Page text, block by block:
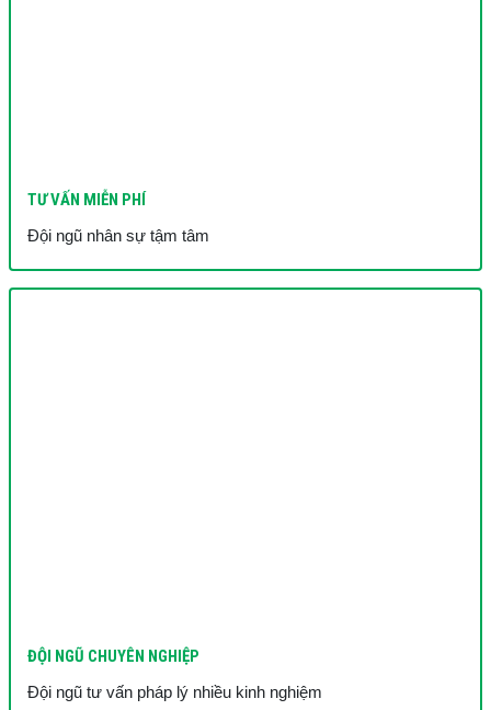
TƯ VẤN MIỄN PHÍ
Đội ngũ nhân sự tậm tâm
ĐỘI NGŨ CHUYÊN NGHIỆP
Đội ngũ tư vấn pháp lý nhiều kinh nghiệm